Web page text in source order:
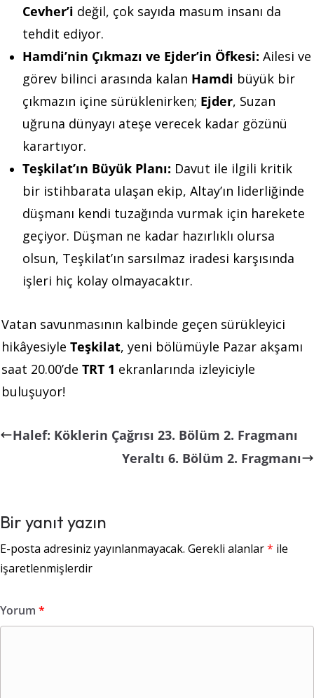
Cevher’i değil, çok sayıda masum insanı da
tehdit ediyor.
Hamdi’nin Çıkmazı ve Ejder’in Öfkesi: Ailesi ve
görev bilinci arasında kalan Hamdi büyük bir
çıkmazın içine sürüklenirken; Ejder, Suzan
uğruna dünyayı ateşe verecek kadar gözünü
karartıyor.
Teşkilat’ın Büyük Planı: Davut ile ilgili kritik
bir istihbarata ulaşan ekip, Altay’ın liderliğinde
düşmanı kendi tuzağında vurmak için harekete
geçiyor. Düşman ne kadar hazırlıklı olursa
olsun, Teşkilat’ın sarsılmaz iradesi karşısında
işleri hiç kolay olmayacaktır.
Vatan savunmasının kalbinde geçen sürükleyici
hikâyesiyle Teşkilat, yeni bölümüyle Pazar akşamı
saat 20.00’de TRT 1 ekranlarında izleyiciyle
buluşuyor!
Halef: Köklerin Çağrısı 23. Bölüm 2. Fragmanı
Yeraltı 6. Bölüm 2. Fragmanı
Bir yanıt yazın
E-posta adresiniz yayınlanmayacak. Gerekli alanlar* ile
işaretlenmişlerdir
Yorum *